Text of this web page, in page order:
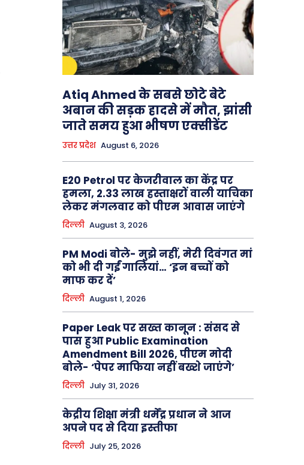
Atiq Ahmed के सबसे छोटे बेटे
अबान की सड़क हादसे में मौत, झांसी
जाते समय हुआ भीषण एक्सीडेंट
उत्तर प्रदेश August 6, 2026
E20 Petrol पर केजरीवाल का केंद्र पर
हमला, 2.33 लाख हस्ताक्षरों वाली याचिका
लेकर मंगलवार को पीएम आवास जाएंगे
दिल्ली August 3, 2026
PM Modi बोले- मुझे नहीं, मेरी दिवंगत मां
को भी दी गईं गालियां… ‘इन बच्चों को
माफ कर दें’
दिल्ली August 1, 2026
Paper Leak पर सख्त कानून : संसद से
पास हुआ Public Examination
Amendment Bill 2026, पीएम मोदी
बोले- ‘पेपर माफिया नहीं बख्शे जाएंगे’
दिल्ली July 31, 2026
केद्रीय शिक्षा मंत्री धर्मेंद्र प्रधान ने आज
अपने पद से दिया इस्तीफा
दिल्ली July 25, 2026